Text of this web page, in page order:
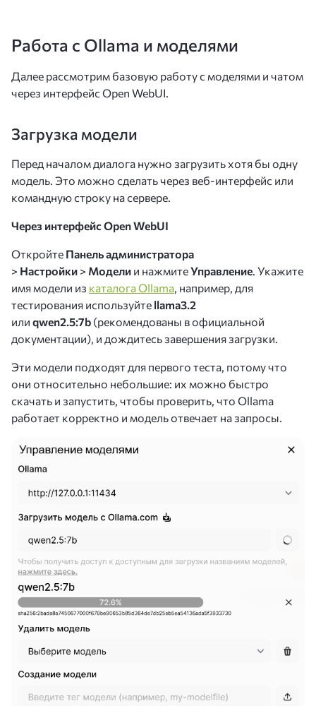
Работа с Ollama и моделями
Далее рассмотрим базовую работу с моделями и чатом
через интерфейс Open WebUI.
Загрузка модели
Перед началом диалога нужно загрузить хотя бы одну
модель. Это можно сделать через веб-интерфейс или
командную строку на сервере.
Через интерфейс Open WebUI
Откройте Панель администратора
> Настройки > Модели и нажмитеУправление. Укажите
имя модели из каталога Ollama, например, для
тестирования используйте llama3.2
или qwen2.5:7b (рекомендованы в официальной
документации), и дождитесь завершения загрузки.
Эти модели подходят для первого теста, потому что
они относительно небольшие: их можно быстро
скачать и запустить, чтобы проверить, что Ollama
работает корректно и модель отвечает на запросы.